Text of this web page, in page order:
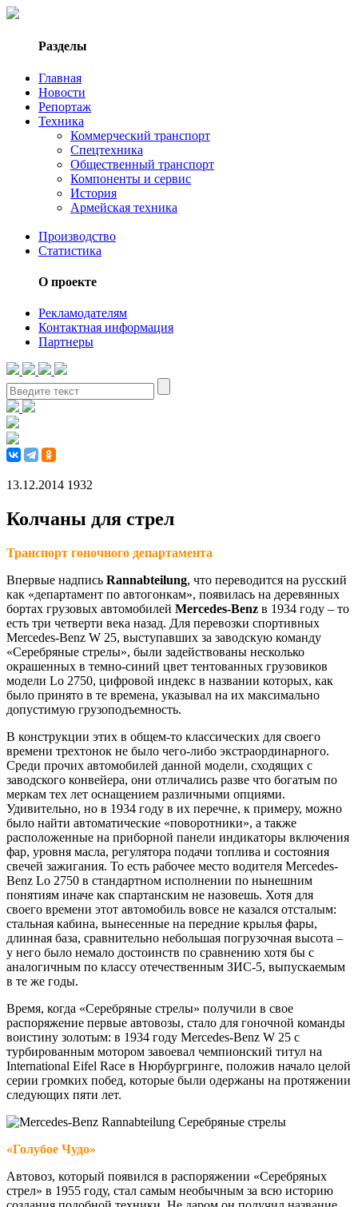
Разделы
Главная
Новости
Репортаж
Техника
Коммерческий транспорт
Спецтехника
Общественный транспорт
Компоненты и сервис
История
Армейская техника
Производство
Статистика
О проекте
Рекламодателям
Контактная информация
Партнеры
13.12.2014 1932
Колчаны для стрел
Транспорт гоночного департамента
Впервые надпись Rannabteilung, что переводится на русский
как «департамент по автогонкам», появилась на деревянных
бортах грузовых автомобилей Mercedes-Benz в 1934 году – то
есть три четверти века назад. Для перевозки спортивных
Mercedes-Benz W 25, выступавших за заводскую команду
«Серебряные стрелы», были задействованы несколько
окрашенных в темно-синий цвет тентованных грузовиков
модели Lo 2750, цифровой индекс в названии которых, как
было принято в те времена, указывал на их максимально
допустимую грузоподъемность.
В конструкции этих в общем-то классических для своего
времени трехтонок не было чего-либо экстраординарного.
Среди прочих автомобилей данной модели, сходящих с
заводского конвейера, они отличались разве что богатым по
меркам тех лет оснащением различными опциями.
Удивительно, но в 1934 году в их перечне, к примеру, можно
было найти автоматические «поворотники», а также
расположенные на приборной панели индикаторы включения
фар, уровня масла, регулятора подачи топлива и состояния
свечей зажигания. То есть рабочее место водителя Mercedes-
Benz Lo 2750 в стандартном исполнении по нынешним
понятиям иначе как спартанским не назовешь. Хотя для
своего времени этот автомобиль вовсе не казался отсталым:
стальная кабина, вынесенные на передние крылья фары,
длинная база, сравнительно небольшая погрузочная высота –
у него было немало достоинств по сравнению хотя бы с
аналогичным по классу отечественным ЗИС-5, выпускаемым
в те же годы.
Время, когда «Серебряные стрелы» получили в свое
распоряжение первые автовозы, стало для гоночной команды
воистину золотым: в 1934 году Mercedes-Benz W 25 с
турбированным мотором завоевал чемпионский титул на
International Eifel Race в Нюрбургринге, положив начало целой
серии громких побед, которые были одержаны на протяжении
следующих пяти лет.
«Голубое Чудо»
Автовоз, который появился в распоряжении «Серебряных
стрел» в 1955 году, стал самым необычным за всю историю